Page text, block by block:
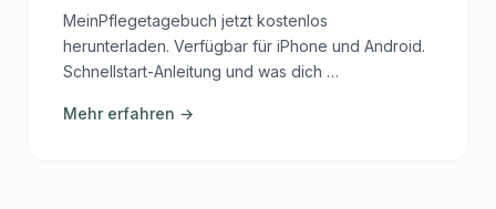
MeinPflegetagebuch jetzt kostenlos
herunterladen. Verfügbar für iPhone und Android.
Schnellstart-Anleitung und was dich …
Mehr erfahren →